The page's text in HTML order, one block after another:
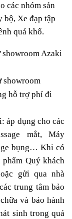
các nhóm sản
bộ, Xe đạp tập
quá khổ.
Azaki
showroom
hỗ trợ phí đi
áp dụng cho các
mắt, Máy
bụng… Khi có
Quý khách
gửi qua nhà
trung tâm bảo
và bảo hành
sinh trong quá